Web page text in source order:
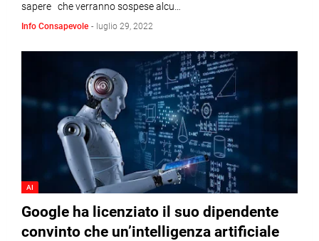
sapere che verranno sospese alcu…
Info Consapevole - luglio 29, 2022
AI
Google ha licenziato il suo dipendente
convinto che un’intelligenza artificiale